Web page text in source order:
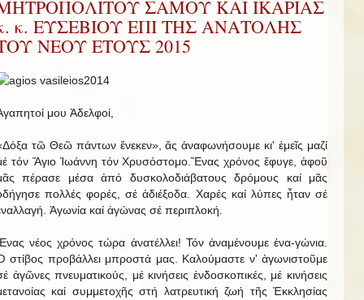
ΣΑΜΟΥ ΚΑΙ ΙΚΑΡΙΑΣ
κ. ΕΥΣΕΒΙΟΥ ΕΠΙ ΤΗΣ ΑΝΑΤΟΛΗΣ
ΝΕΟΥ ΕΤΟΥΣ 2015
μου Ἀδελφοί,
τῶ Θεῶ πάντων ἕνεκεν», ἄς ἀναφωνήσουμε κι' ἐμεῖς μαζί
τόν Ἅγιο Ἰωάννη τόν Χρυσόστομο.Ἕνας χρόνος ἔφυγε, ἀφοῦ
πέρασε μέσα ἀπό δυσκολοδιάβατους δρόμους καί μᾶς
πολλές φορές, σέ ἀδιέξοδα. Χαρές καί λύπες ἦταν σέ
Ἀγωνία καί ἀγώνας σέ περιπλοκή.
νέος χρόνος τώρα ἀνατέλλει! Τόν ἀναμένουμε ἐνα-γώνια.
στίβος προβάλλει μπροστά μας. Καλούμαστε ν' ἀγωνιστοῦμε
ἀγῶνες πνευματικούς, μέ κινήσεις ἐνδοσκοπικές, μέ κινήσεις
καί συμμετοχῆς στή λατρευτική ζωή τῆς Ἐκκλησίας